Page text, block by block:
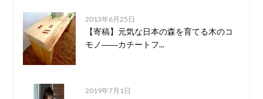
2013年6月25日
【寄稿】元気な日本の森を育てる木のコ
モノ――カチートフ...
2019年7月1日